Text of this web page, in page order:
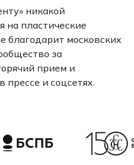
никакой
на пластические
благодарит московских
за
прием и
и соцсетях.